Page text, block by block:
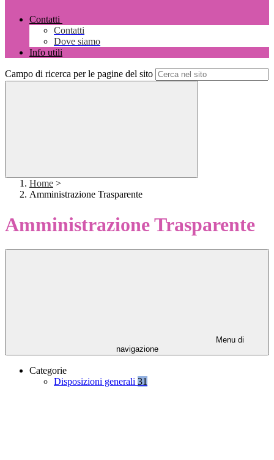
Contatti
Contatti
Dove siamo
Info utili
Campo di ricerca per le pagine del sito
Home >
Amministrazione Trasparente
Amministrazione Trasparente
Menu di
navigazione
Categorie
Disposizioni generali 31